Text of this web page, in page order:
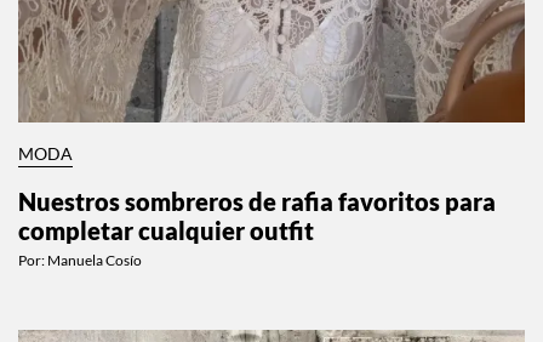
MODA
Nuestros sombreros de rafia favoritos para
completar cualquier outfit
Por: Manuela Cosío